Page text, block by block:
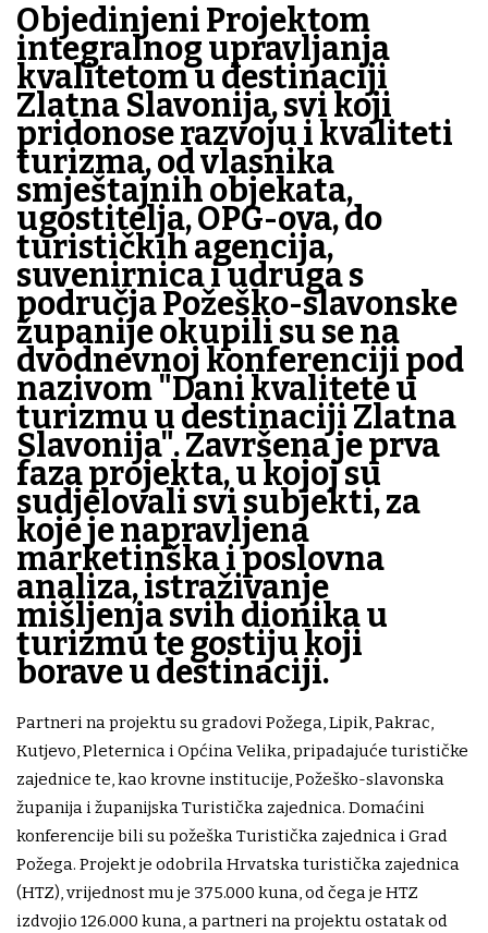
Objedinjeni Projektom
integralnog upravljanja
kvalitetom u destinaciji
Zlatna Slavonija, svi koji
pridonose razvoju i kvaliteti
turizma, od vlasnika
smještajnih objekata,
ugostitelja, OPG-ova, do
turističkih agencija,
suvenirnica i udruga s
područja Požeško-slavonske
županije okupili su se na
dvodnevnoj konferenciji pod
nazivom "Dani kvalitete u
turizmu u destinaciji Zlatna
Slavonija". Završena je prva
faza projekta, u kojoj su
sudjelovali svi subjekti, za
koje je napravljena
marketinška i poslovna
analiza, istraživanje
mišljenja svih dionika u
turizmu te gostiju koji
borave u destinaciji.
Partneri na projektu su gradovi Požega, Lipik, Pakrac,
Kutjevo, Pleternica i Općina Velika, pripadajuće turističke
zajednice te, kao krovne institucije, Požeško-slavonska
županija i županijska Turistička zajednica. Domaćini
konferencije bili su požeška Turistička zajednica i Grad
Požega. Projekt je odobrila Hrvatska turistička zajednica
(HTZ), vrijednost mu je 375.000 kuna, od čega je HTZ
izdvojio 126.000 kuna, a partneri na projektu ostatak od